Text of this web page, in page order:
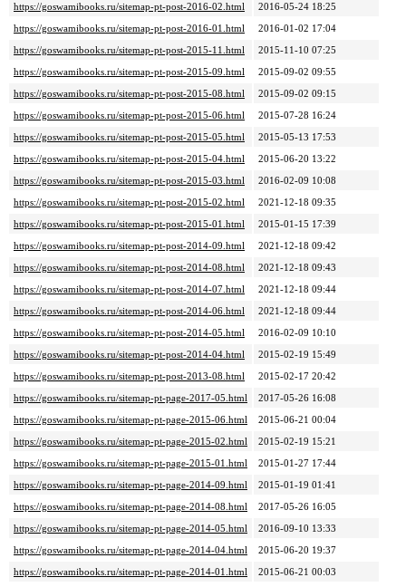
https://goswamibooks.ru/sitemap-pt-post-2016-02.html
2016-05-24 18:25
https://goswamibooks.ru/sitemap-pt-post-2016-01.html
2016-01-02 17:04
https://goswamibooks.ru/sitemap-pt-post-2015-11.html
2015-11-10 07:25
https://goswamibooks.ru/sitemap-pt-post-2015-09.html
2015-09-02 09:55
https://goswamibooks.ru/sitemap-pt-post-2015-08.html
2015-09-02 09:15
https://goswamibooks.ru/sitemap-pt-post-2015-06.html
2015-07-28 16:24
https://goswamibooks.ru/sitemap-pt-post-2015-05.html
2015-05-13 17:53
https://goswamibooks.ru/sitemap-pt-post-2015-04.html
2015-06-20 13:22
https://goswamibooks.ru/sitemap-pt-post-2015-03.html
2016-02-09 10:08
https://goswamibooks.ru/sitemap-pt-post-2015-02.html
2021-12-18 09:35
https://goswamibooks.ru/sitemap-pt-post-2015-01.html
2015-01-15 17:39
https://goswamibooks.ru/sitemap-pt-post-2014-09.html
2021-12-18 09:42
https://goswamibooks.ru/sitemap-pt-post-2014-08.html
2021-12-18 09:43
https://goswamibooks.ru/sitemap-pt-post-2014-07.html
2021-12-18 09:44
https://goswamibooks.ru/sitemap-pt-post-2014-06.html
2021-12-18 09:44
https://goswamibooks.ru/sitemap-pt-post-2014-05.html
2016-02-09 10:10
https://goswamibooks.ru/sitemap-pt-post-2014-04.html
2015-02-19 15:49
https://goswamibooks.ru/sitemap-pt-post-2013-08.html
2015-02-17 20:42
https://goswamibooks.ru/sitemap-pt-page-2017-05.html
2017-05-26 16:08
https://goswamibooks.ru/sitemap-pt-page-2015-06.html
2015-06-21 00:04
https://goswamibooks.ru/sitemap-pt-page-2015-02.html
2015-02-19 15:21
https://goswamibooks.ru/sitemap-pt-page-2015-01.html
2015-01-27 17:44
https://goswamibooks.ru/sitemap-pt-page-2014-09.html
2015-01-19 01:41
https://goswamibooks.ru/sitemap-pt-page-2014-08.html
2017-05-26 16:05
https://goswamibooks.ru/sitemap-pt-page-2014-05.html
2016-09-10 13:33
https://goswamibooks.ru/sitemap-pt-page-2014-04.html
2015-06-20 19:37
https://goswamibooks.ru/sitemap-pt-page-2014-01.html
2015-06-21 00:03